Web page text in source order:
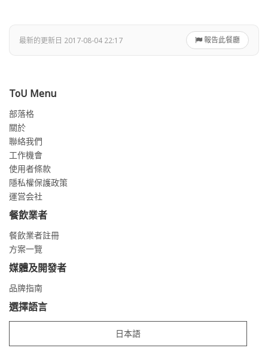
最新的更新日 2017-08-04 22:17 報告此餐廳
ToU Menu
部落格
關於
聯絡我們
工作機會
使用者條款
隱私權保護政策
運営会社
餐飲業者
餐飲業者註冊
方案一覽
媒體及開發者
品牌指南
選擇語言
日本語